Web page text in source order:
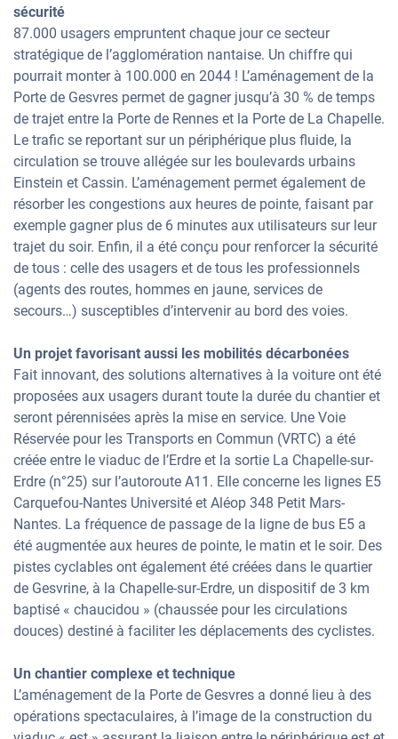
sécurité
87.000 usagers empruntent chaque jour ce secteur
stratégique de l’agglomération nantaise. Un chiffre qui
pourrait monter à 100.000 en 2044 ! L’aménagement de la
Porte de Gesvres permet de gagner jusqu’à 30 % de temps
de trajet entre la Porte de Rennes et la Porte de La Chapelle.
Le trafic se reportant sur un périphérique plus fluide, la
circulation se trouve allégée sur les boulevards urbains
Einstein et Cassin. L’aménagement permet également de
résorber les congestions aux heures de pointe, faisant par
exemple gagner plus de 6 minutes aux utilisateurs sur leur
trajet du soir. Enfin, il a été conçu pour renforcer la sécurité
de tous : celle des usagers et de tous les professionnels
(agents des routes, hommes en jaune, services de
secours…) susceptibles d’intervenir au bord des voies.
Un projet favorisant aussi les mobilités décarbonées
Fait innovant, des solutions alternatives à la voiture ont été
proposées aux usagers durant toute la durée du chantier et
seront pérennisées après la mise en service. Une Voie
Réservée pour les Transports en Commun (VRTC) a été
créée entre le viaduc de l’Erdre et la sortie La Chapelle-sur-
Erdre (n°25) sur l’autoroute A11. Elle concerne les lignes E5
Carquefou-Nantes Université et Aléop 348 Petit Mars-
Nantes. La fréquence de passage de la ligne de bus E5 a
été augmentée aux heures de pointe, le matin et le soir. Des
pistes cyclables ont également été créées dans le quartier
de Gesvrine, à la Chapelle-sur-Erdre, un dispositif de 3 km
baptisé « chaucidou » (chaussée pour les circulations
douces) destiné à faciliter les déplacements des cyclistes.
Un chantier complexe et technique
L’aménagement de la Porte de Gesvres a donné lieu à des
opérations spectaculaires, à l’image de la construction du